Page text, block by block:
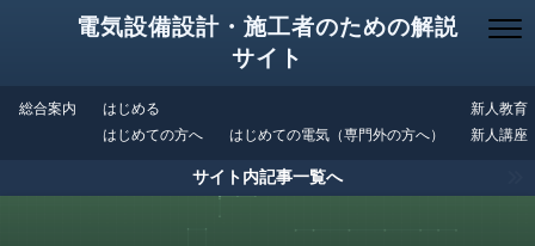
電気設備設計・施工者のための解説
サイト
総合案内
はじめる
はじめての方へ
はじめての電気（専門外の方へ）
新人教育
新人講座
サイト内記事一覧へ